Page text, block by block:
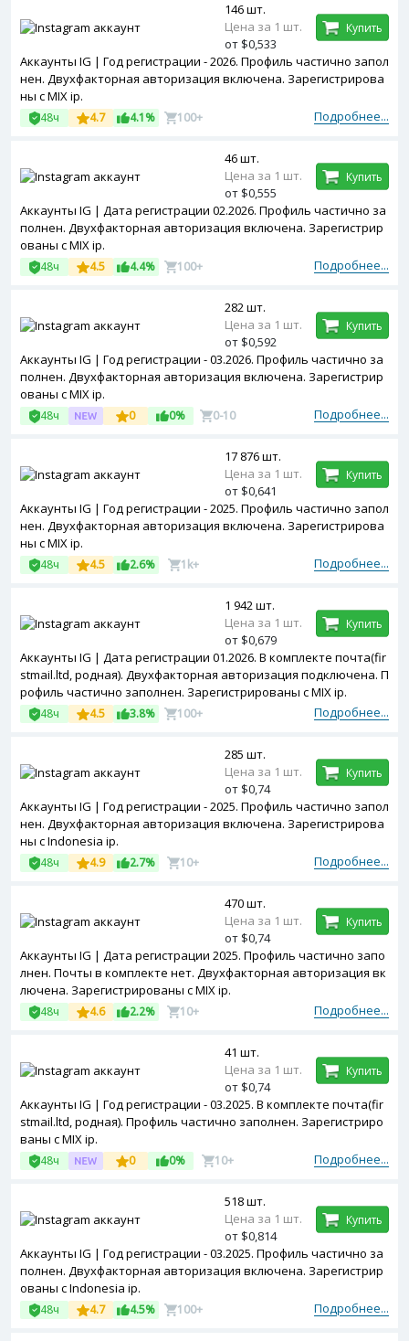
Аккаунты IG | Год регистрации - 2026. Профиль частично запол
нен. Двухфакторная авторизация включена. Зарегистрирова
ны с MIX ip.
Подробнее...
48ч 4.7 4.1% 100+
146 шт.
Цена за 1 шт.
от $0,533
Купить
Аккаунты IG | Дата регистрации 02.2026. Профиль частично за
полнен. Двухфакторная авторизация включена. Зарегистрир
ованы с MIX ip.
Подробнее...
48ч 4.5 4.4% 100+
46 шт.
Цена за 1 шт.
от $0,555
Купить
Аккаунты IG | Год регистрации - 03.2026. Профиль частично за
полнен. Двухфакторная авторизация включена. Зарегистрир
ованы с MIX ip.
Подробнее...
48ч 0 0% 0-10
282 шт.
Цена за 1 шт.
от $0,592
Купить
Аккаунты IG | Год регистрации - 2025. Профиль частично запол
нен. Двухфакторная авторизация включена. Зарегистрирова
ны с MIX ip.
Подробнее...
48ч 4.5 2.6% 1k+
17 876 шт.
Цена за 1 шт.
от $0,641
Купить
Аккаунты IG | Дата регистрации 01.2026. В комплекте почта(fir
stmail.ltd, родная). Двухфакторная авторизация подключена. П
рофиль частично заполнен. Зарегистрированы с MIX ip.
Подробнее...
48ч 4.5 3.8% 100+
1 942 шт.
Цена за 1 шт.
от $0,679
Купить
Аккаунты IG | Год регистрации - 2025. Профиль частично запол
нен. Двухфакторная авторизация включена. Зарегистрирова
ны с Indonesia ip.
Подробнее...
48ч 4.9 2.7% 10+
285 шт.
Цена за 1 шт.
от $0,74
Купить
Аккаунты IG | Дата регистрации 2025. Профиль частично запо
лнен. Почты в комплекте нет. Двухфакторная авторизация вк
лючена. Зарегистрированы с MIX ip.
Подробнее...
48ч 4.6 2.2% 10+
470 шт.
Цена за 1 шт.
от $0,74
Купить
Аккаунты IG | Год регистрации - 03.2025. В комплекте почта(fir
stmail.ltd, родная). Профиль частично заполнен. Зарегистриро
ваны с MIX ip.
Подробнее...
48ч 0 0% 10+
41 шт.
Цена за 1 шт.
от $0,74
Купить
Аккаунты IG | Год регистрации - 03.2025. Профиль частично за
полнен. Двухфакторная авторизация включена. Зарегистрир
ованы с Indonesia ip.
Подробнее...
48ч 4.7 4.5% 100+
518 шт.
Цена за 1 шт.
от $0,814
Купить